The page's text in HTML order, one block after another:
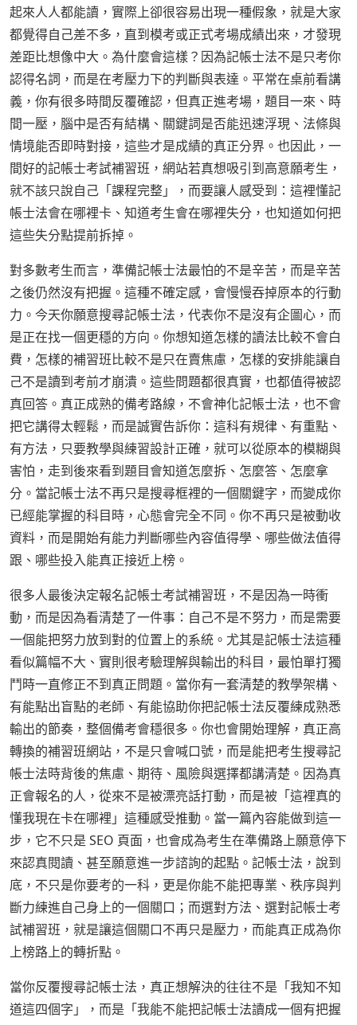
起來人人都能讀，實際上卻很容易出現一種假象，就是大家
都覺得自己差不多，直到模考或正式考場成績出來，才發現
差距比想像中大。為什麼會這樣？因為記帳士法不是只考你
認得名詞，而是在考壓力下的判斷與表達。平常在桌前看講
義，你有很多時間反覆確認，但真正進考場，題目一來、時
間一壓，腦中是否有結構、關鍵詞是否能迅速浮現、法條與
情境能否即時對接，這些才是成績的真正分界。也因此，一
間好的記帳士考試補習班，網站若真想吸引到高意願考生，
就不該只說自己「課程完整」，而要讓人感受到：這裡懂記
帳士法會在哪裡卡、知道考生會在哪裡失分，也知道如何把
這些失分點提前拆掉。
對多數考生而言，準備記帳士法最怕的不是辛苦，而是辛苦
之後仍然沒有把握。這種不確定感，會慢慢吞掉原本的行動
力。今天你願意搜尋記帳士法，代表你不是沒有企圖心，而
是正在找一個更穩的方向。你想知道怎樣的讀法比較不會白
費，怎樣的補習班比較不是只在賣焦慮，怎樣的安排能讓自
己不是讀到考前才崩潰。這些問題都很真實，也都值得被認
真回答。真正成熟的備考路線，不會神化記帳士法，也不會
把它講得太輕鬆，而是誠實告訴你：這科有規律、有重點、
有方法，只要教學與練習設計正確，就可以從原本的模糊與
害怕，走到後來看到題目會知道怎麼拆、怎麼答、怎麼拿
分。當記帳士法不再只是搜尋框裡的一個關鍵字，而變成你
已經能掌握的科目時，心態會完全不同。你不再只是被動收
資料，而是開始有能力判斷哪些內容值得學、哪些做法值得
跟、哪些投入能真正接近上榜。
很多人最後決定報名記帳士考試補習班，不是因為一時衝
動，而是因為看清楚了一件事：自己不是不努力，而是需要
一個能把努力放到對的位置上的系統。尤其是記帳士法這種
看似篇幅不大、實則很考驗理解與輸出的科目，最怕單打獨
鬥時一直修正不到真正問題。當你有一套清楚的教學架構、
有能點出盲點的老師、有能協助你把記帳士法反覆練成熟悉
輸出的節奏，整個備考會穩很多。你也會開始理解，真正高
轉換的補習班網站，不是只會喊口號，而是能把考生搜尋記
帳士法時背後的焦慮、期待、風險與選擇都講清楚。因為真
正會報名的人，從來不是被漂亮話打動，而是被「這裡真的
懂我現在卡在哪裡」這種感受推動。當一篇內容能做到這一
步，它不只是 SEO 頁面，也會成為考生在準備路上願意停下
來認真閱讀、甚至願意進一步諮詢的起點。記帳士法，說到
底，不只是你要考的一科，更是你能不能把專業、秩序與判
斷力練進自己身上的一個關口；而選對方法、選對記帳士考
試補習班，就是讓這個關口不再只是壓力，而能真正成為你
上榜路上的轉折點。
當你反覆搜尋記帳士法，真正想解決的往往不是「我知不知
道這四個字」，而是「我能不能把記帳士法讀成一個有把握